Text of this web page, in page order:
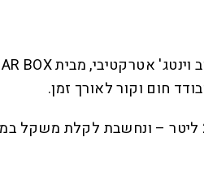
חום וקור לאורך זמן.